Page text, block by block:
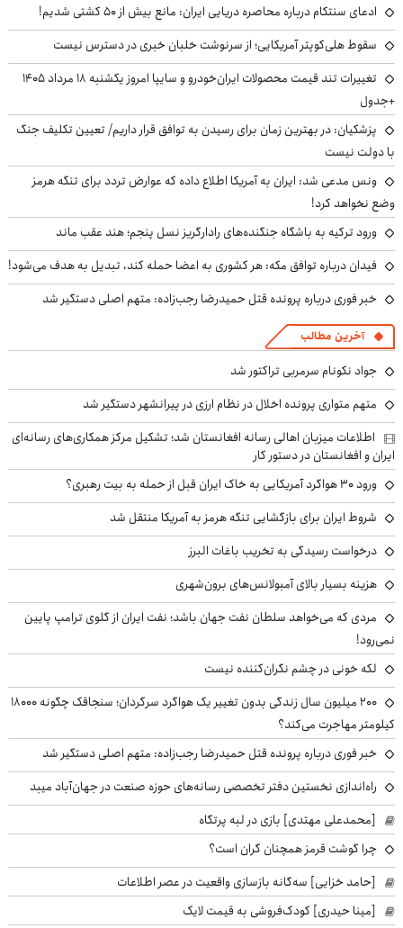
ادعای سنتکام درباره محاصره دریایی ایران: مانع بیش از ۵۰ کشتی شدیم!
سقوط هلی‌کوپتر آمریکایی؛ از سرنوشت خلبان خبری در دسترس نیست
تغییرات تند قیمت محصولات ایران‌خودرو و سایپا امروز یکشنبه ۱۸ مرداد ۱۴۰۵
+جدول
پزشکیان‌: در بهترین زمان برای رسیدن به توافق قرار داریم/ تعیین تکلیف جنگ
با دولت نیست
ونس مدعی شد: ایران به آمریکا اطلاع داده که عوارض تردد برای تنگه هرمز
وضع نخواهد کرد!
ورود ترکیه به باشگاه جنگنده‌های رادارگریز نسل پنجم؛ هند عقب ماند
فیدان درباره توافق مکه: هر کشوری به اعضا حمله کند، تبدیل به هدف می‌شود!
خبر فوری درباره پرونده قتل حمیدرضا رجب‌زاده: متهم اصلی دستگیر شد
آخرین مطالب
جواد نکونام سرمربی تراکتور شد
متهم متواری پرونده اخلال در نظام ارزی در پیرانشهر دستگیر شد
اطلاعات میزبان اهالی رسانه افغانستان شد؛ تشکیل مرکز همکاری‌های رسانه‌ای
ایران و افغانستان در دستور کار
ورود ۳۰ هواگرد آمریکایی به خاک ایران قبل از حمله به بیت رهبری؟
شروط ایران برای بازگشایی تنگه هرمز به آمریکا منتقل شد
درخواست رسیدگی به تخریب باغات البرز
هزینه بسیار بالای آمبولانس‌های برون‌شهری
مردی که می‌خواهد سلطان نفت جهان باشد؛ نفت ایران از گلوی ترامپ پایین
نمی‌رود!
لکه خونی در چشم نگران‌کننده نیست
۲۰۰ میلیون سال زندگی بدون تغییر یک هواگرد سرگردان؛ سنجاقک‌ چگونه ۱۸۰۰۰
کیلومتر مهاجرت می‌کند؟
خبر فوری درباره پرونده قتل حمیدرضا رجب‌زاده: متهم اصلی دستگیر شد
راه‌اندازی نخستین دفتر تخصصی رسانه‌های حوزه صنعت در جهان‌آباد میبد
[محمدعلی مهتدی] بازی در لبه پرتگاه
چرا گوشت قرمز همچنان گران است؟
[حامد خزایی] سه‌گانه بازسازی واقعیت در عصر اطلاعات
[مینا حیدری] کودک‌فروشی به قیمت لایک